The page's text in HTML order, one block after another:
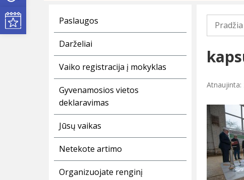
Kultūros renginiaiPaslaugos
Darželiai
Vaiko registracija į mokyklas
Gyvenamosios vietos
deklaravimas
Jūsų vaikas
Netekote artimo
Organizuojate renginį
Pradžia
Atnaujinta: